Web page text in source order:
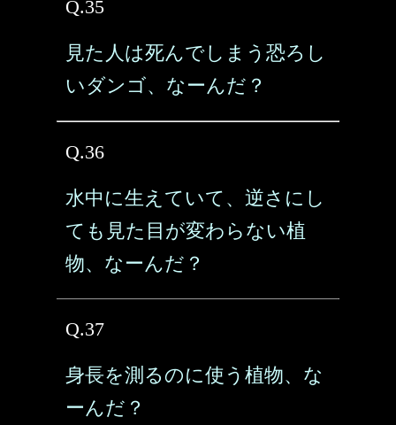
Q.35
見た人は死んでしまう恐ろし
いダンゴ、なーんだ？
Q.36
水中に生えていて、逆さにし
ても見た目が変わらない植
物、なーんだ？
Q.37
身長を測るのに使う植物、な
ーんだ？